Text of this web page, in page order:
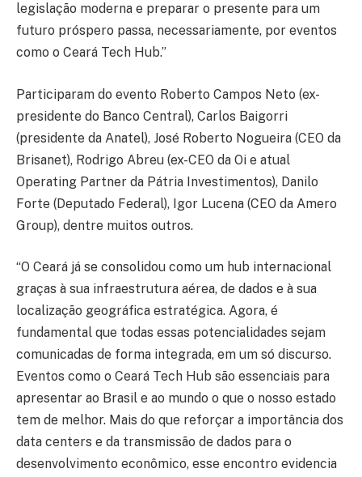
legislação moderna e preparar o presente para um
futuro próspero passa, necessariamente, por eventos
como o Ceará Tech Hub.”
Participaram do evento Roberto Campos Neto (ex-
presidente do Banco Central), Carlos Baigorri
(presidente da Anatel), José Roberto Nogueira (CEO da
Brisanet), Rodrigo Abreu (ex-CEO da Oi e atual
Operating Partner da Pátria Investimentos), Danilo
Forte (Deputado Federal), Igor Lucena (CEO da Amero
Group), dentre muitos outros.
“O Ceará já se consolidou como um hub internacional
graças à sua infraestrutura aérea, de dados e à sua
localização geográfica estratégica. Agora, é
fundamental que todas essas potencialidades sejam
comunicadas de forma integrada, em um só discurso.
Eventos como o Ceará Tech Hub são essenciais para
apresentar ao Brasil e ao mundo o que o nosso estado
tem de melhor. Mais do que reforçar a importância dos
data centers e da transmissão de dados para o
desenvolvimento econômico, esse encontro evidencia